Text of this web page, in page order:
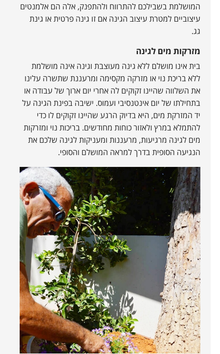
המושלמת בשבילכם להתרווח ולהתפנק, אלה הם אלמנטים
עיצוביים למטרת עיצוב הגינה אם זו גינה פרטית או גינת
מזרקות מים לגינה
בית אינו מושלם ללא גינה מעוצבת וגינה אינה מושלמת
ללא בריכת נוי או מזרקה מקסימה ומרעננת שתשרה עלינו
את השלווה שהיינו זקוקים לה אחרי יום ארוך של עבודה או
בתחילתו של יום אינטנסיבי ועמוס. ישיבה בפינת הגינה על
יד המזרקת מים, היא בדיוק הרגע שהיינו זקוקים לו כדי
להתמלא במרץ ולאזור כוחות מחודשים. בריכות נוי ומזרקות
מים לגינה מרגיעות, מרעננות ומעניקות לגינה שלכם את
הנגיעה הסופית בדרך למראה המושלם והסופי.